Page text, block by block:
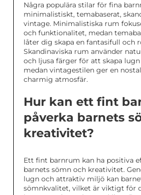
Några populära stilar för fina
minimalistiskt, temabaserat,
vintage. Minimalistiska rum
och funktionalitet, medan
låter dig skapa en fantasifull och
Skandinaviska rum använder
och ljusa färger för att skapa
medan vintagestilen ger en
charmig atmosfär.
Hur kan ett fint
påverka barnets
kreativitet?
Ett fint barnrum kan ha positiva
barnets sömn och kreativitet.
lugn och attraktiv miljö kan
sömnkvalitet, vilket är viktigt för